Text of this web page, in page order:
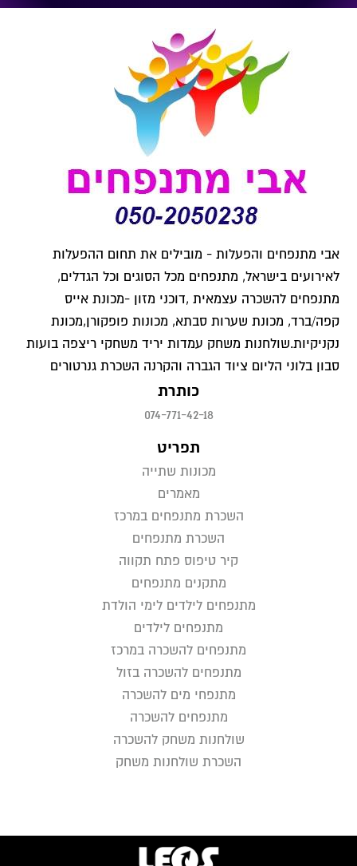
אבי מתנפחים והפעלות - מובילים את תחום ההפעלות
לאירועים בישראל, מתנפחים מכל הסוגים וכל הגדלים,
מתנפחים להשכרה עצמאית ,דוכני מזון -מכונת אייס
קפה/ברד, מכונת שערות סבתא, מכונות פופקורן,מכונת
נקניקיות.שולחנות משחק עמדות יריד משחקי ריצפה בועות
סבון בלוני הליום ציוד הגברה והקרנה השכרת גנרטורים
כותרת
074-771-42-18
תפריט
מכונות שתייה
מאמרים
השכרת מתנפחים במרכז
השכרת מתנפחים
קיר טיפוס פתח תקווה
מתקנים מתנפחים
מתנפחים לילדים לימי הולדת
מתנפחים לילדים
מתנפחים להשכרה במרכז
מתנפחים להשכרה בזול
מתנפחי מים להשכרה
מתנפחים להשכרה
שולחנות משחק להשכרה
השכרת שולחנות משחק